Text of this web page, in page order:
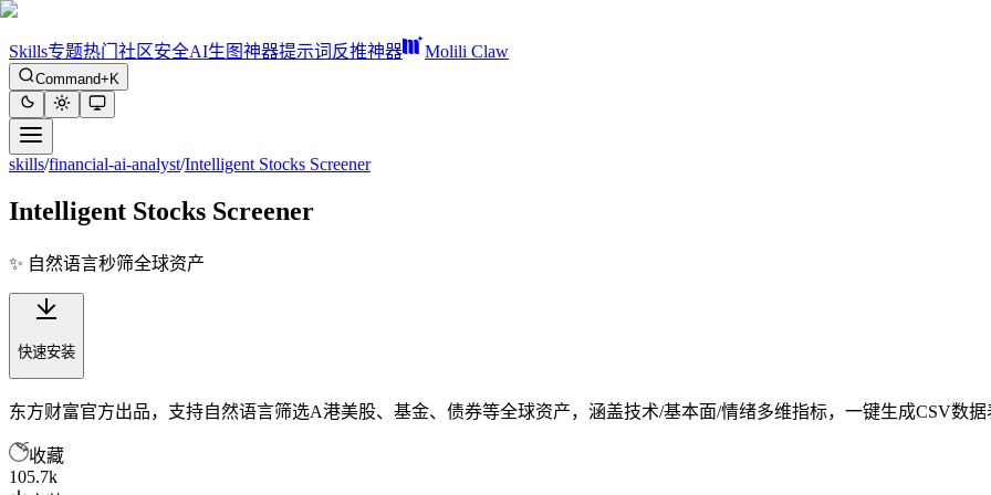
Skills专题热门 社区安全AI生图神器提示词反推神器 Molili Claw
Command+K
skills/financial-ai-analyst/Intelligent Stocks Screener
Intelligent Stocks Screener
✨ 自然语言秒筛全球资产
快速安装
东方财富官方出品，支持自然语言筛选A港美股、基金、债券等全球资产，涵盖技术/基本面/情绪多维指标，一键生成CSV数据
收藏
105.7k